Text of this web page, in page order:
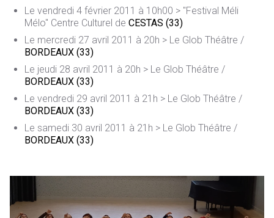
Le vendredi 4 février 2011 à 10h00 > "Festival Méli
Mélo" Centre Culturel de CESTAS (33)
Le mercredi 27 avril 2011 à 20h > Le Glob Théâtre /
BORDEAUX (33)
Le jeudi 28 avril 2011 à 20h > Le Glob Théâtre /
BORDEAUX (33)
Le vendredi 29 avril 2011 à 21h > Le Glob Théâtre /
BORDEAUX (33)
Le samedi 30 avril 2011 à 21h > Le Glob Théâtre /
BORDEAUX (33)